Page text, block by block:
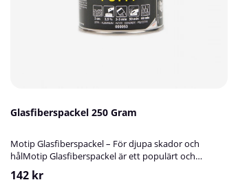
Glasfiberspackel 250 Gram
Motip Glasfiberspackel – För djupa skador och
hålMotip Glasfiberspackel är ett populärt och
användarvänligt 2K-spackel med mycket goda
142 kr